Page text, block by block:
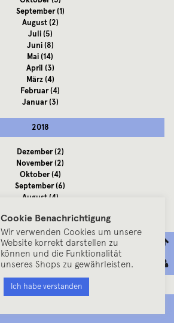
September(1)
August(2)
Juli(5)
Juni(8)
Mai(14)
April (3)
März(4)
Februar(4)
Januar(3)
2018
Dezember(2)
November(2)
Oktober(4)
September(6)
August(4)
Juni(6)
Mai(3)
April(6)
März(5)
Februar(2)
Januar(4)
Cookie Benachrichtigung
Wir verwenden Cookies um unsere
Website korrekt darstellen zu
können und die Funktionalität
unseres Shops zu gewährleisten.
Ich habe verstanden